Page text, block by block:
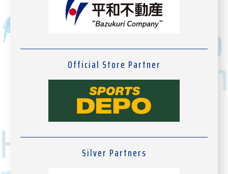
Official Store Partner
Silver Partners